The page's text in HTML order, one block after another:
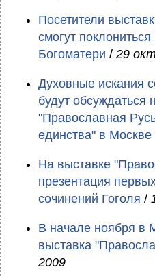
Посетители
смогут
Богоматери / 29
Духовные искания
будут
"Православная
единства" в Москве
На выставке
презентация
сочинений Гоголя /
В начале ноября в
выставка
2009